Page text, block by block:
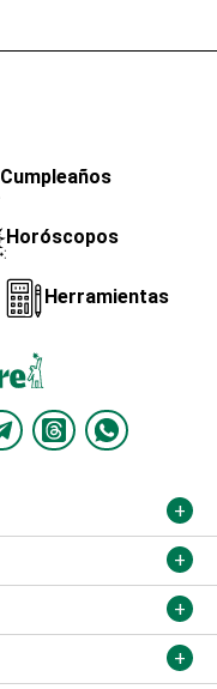
Cumpleaños
Horóscopos
Herramientas